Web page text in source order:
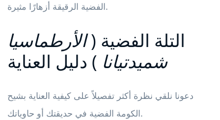
الفضية الرقيقة أزهارًا مثيرة.
التلة الفضية ( الأرطماسيا
شميدتيانا ) دليل العناية
دعونا نلقي نظرة أكثر تفصيلاً على كيفية العناية بشيح
الكومة الفضية في حديقتك أو حاوياتك.